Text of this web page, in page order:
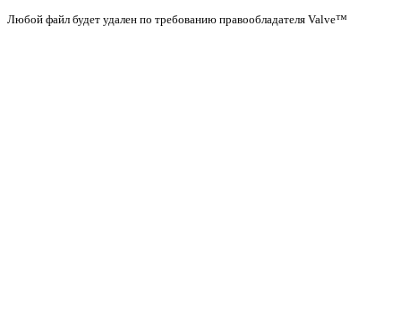
Любой файл будет удален по требованию правообладателя Valve™